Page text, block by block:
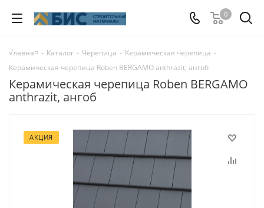
0
√лавна¤ - Каталог - Черепица - Керамическая черепица -
Керамическая черепица Roben BERGAMO anthrazit, ангоб
Керамическая черепица Roben BERGAMO
anthrazit, ангоб
АКЦИЯ